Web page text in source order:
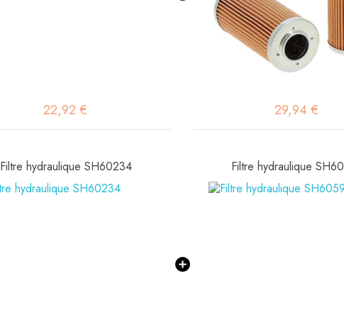
22,92 € 29,94 €
Filtre hydraulique SH60234 Filtre hydraulique